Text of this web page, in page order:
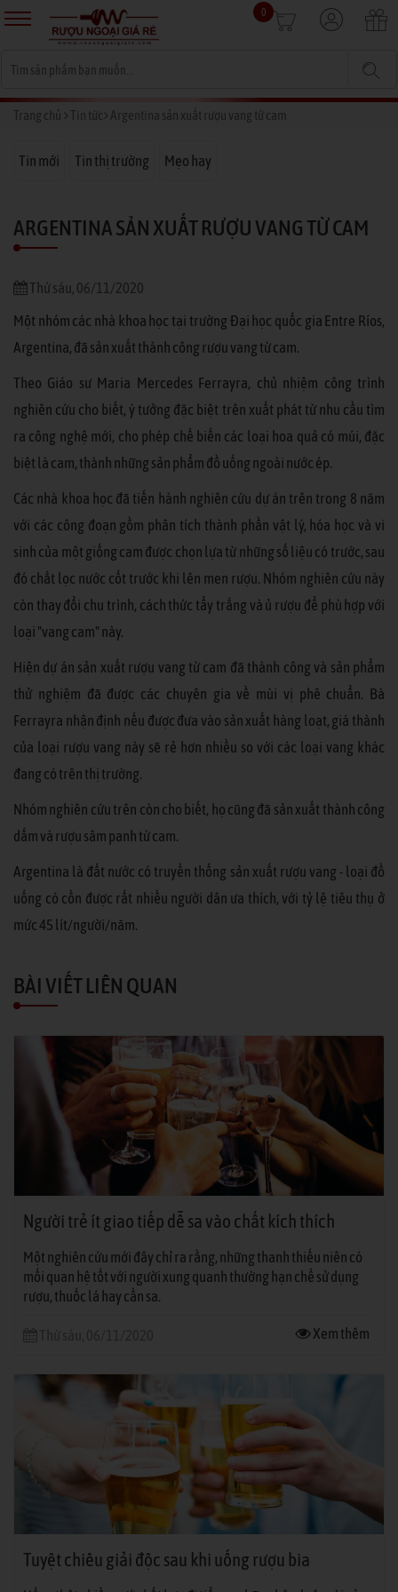
0
Trang chủ Tin tức Argentina sản xuất rượu vang từ cam
Tin mới Tin thị trường Mẹo hay
ARGENTINA SẢN XUẤT RƯỢU VANG TỪ CAM
Thứ sáu, 06/11/2020
Một nhóm các nhà khoa học tại trường Đại học quốc gia Entre Ríos,
Argentina, đã sản xuất thành công rượu vang từ cam.
Theo Giáo sư Maria Mercedes Ferrayra, chủ nhiệm công trình
nghiên cứu cho biết, ý tưởng đặc biệt trên xuất phát từ nhu cầu tìm
ra công nghệ mới, cho phép chế biến các loại hoa quả có múi, đặc
biệt là cam, thành những sản phẩm đồ uống ngoài nước ép.
Các nhà khoa học đã tiến hành nghiên cứu dự án trên trong 8 năm
với các công đoạn gồm phân tích thành phần vật lý, hóa học và vi
sinh của một giống cam được chọn lựa từ những số liệu có trước, sau
đó chắt lọc nước cốt trước khi lên men rượu. Nhóm nghiên cứu này
còn thay đổi chu trình, cách thức tẩy trắng và ủ rượu để phù hợp với
loại "vang cam" này.
Hiện dự án sản xuất rượu vang từ cam đã thành công và sản phẩm
thử nghiệm đã được các chuyên gia về mùi vị phê chuẩn. Bà
Ferrayra nhận định nếu được đưa vào sản xuất hàng loạt, giá thành
của loại rượu vang này sẽ rẻ hơn nhiều so với các loại vang khác
đang có trên thị trường.
Nhóm nghiên cứu trên còn cho biết, họ cũng đã sản xuất thành công
dấm và rượu sâm panh từ cam.
Argentina là đất nước có truyền thống sản xuất rượu vang - loại đồ
uống có cồn được rất nhiều người dân ưa thích, với tỷ lệ tiêu thụ ở
mức 45 lít/người/năm.
BÀI VIẾT LIÊN QUAN
Người trẻ ít giao tiếp dễ sa vào chất kích thích
Một nghiên cứu mới đây chỉ ra rằng, những thanh thiếu niên có
mối quan hệ tốt với người xung quanh thường hạn chế sử dụng
rượu, thuốc lá hay cần sa.
Xem thêm
Tuyệt chiêu giải độc sau khi uống rượu bia